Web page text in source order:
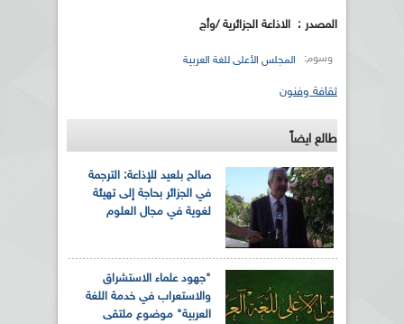
المصدر : الاذاعة الجزائرية /وأج
وسوم: المجلس الأعلى للغة العربية
ثقافة وفنون
طالع ايضاً
صالح بلعيد للإذاعة: الترجمة
في الجزائر بحاجة إلى تهيئة
لغوية في مجال العلوم
"جهود علماء الاستشراق
والاستعراب في خدمة اللغة
العربية" موضوع ملتقى